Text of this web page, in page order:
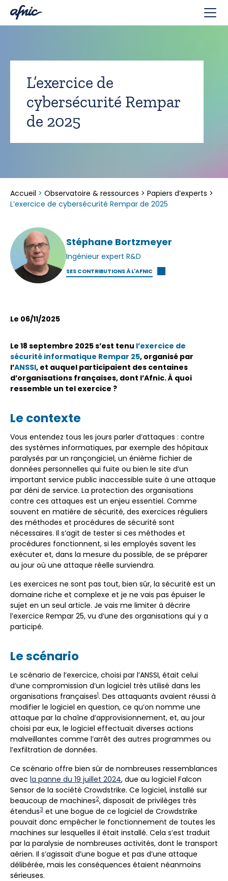
L’exercice de
cybersécurité Rempar
de 2025
Accueil > Observatoire & ressources > Papiers d’experts >
L’exercice de cybersécurité Rempar de 2025
Stéphane Bortzmeyer
Ingénieur expert R&D
SES CONTRIBUTIONS À L'AFNIC
Le 06/11/2025
Le 18 septembre 2025 s’est tenu l’exercice de
sécurité informatique Rempar 25, organisé par
l’ANSSI, et auquel participaient des centaines
d’organisations françaises, dont l’Afnic. À quoi
ressemble un tel exercice ?
Le contexte
Vous entendez tous les jours parler d’attaques : contre
des systèmes informatiques, par exemple des hôpitaux
paralysés par un rançongiciel, un énième fichier de
données personnelles qui fuite ou bien le site d’un
important service public inaccessible suite à une attaque
par déni de service. La protection des organisations
contre ces attaques est un enjeu essentiel. Comme
souvent en matière de sécurité, des exercices réguliers
des méthodes et procédures de sécurité sont
nécessaires. Il s’agit de tester si ces méthodes et
procédures fonctionnent, si les employés savent les
exécuter et, dans la mesure du possible, de se préparer
au jour où une attaque réelle surviendra.
Les exercices ne sont pas tout, bien sûr, la sécurité est un
domaine riche et complexe et je ne vais pas épuiser le
sujet en un seul article. Je vais me limiter à décrire
l’exercice Rempar 25, vu d’une des organisations qui y a
participé.
Le scénario
Le scénario de l’exercice, choisi par l’ANSSI, était celui
d’une compromission d’un logiciel très utilisé dans les
organisations françaises1. Des attaquants avaient réussi à
modifier le logiciel en question, ce qu’on nomme une
attaque par la chaîne d’approvisionnement, et, au jour
choisi par eux, le logiciel effectuait diverses actions
malveillantes comme l’arrêt des autres programmes ou
l’exfiltration de données.
Ce scénario offre bien sûr de nombreuses ressemblances
avec la panne du 19 juillet 2024, due au logiciel Falcon
Sensor de la société Crowdstrike. Ce logiciel, installé sur
beaucoup de machines2, disposait de privilèges très
étendus3 et une bogue de ce logiciel de Crowdstrike
pouvait donc empêcher le fonctionnement de toutes les
machines sur lesquelles il était installé. Cela s’est traduit
par la paralysie de nombreuses activités, dont le transport
aérien. Il s’agissait d’une bogue et pas d’une attaque
délibérée, mais les conséquences étaient néanmoins
sérieuses.
Panneau de gestion des cookies